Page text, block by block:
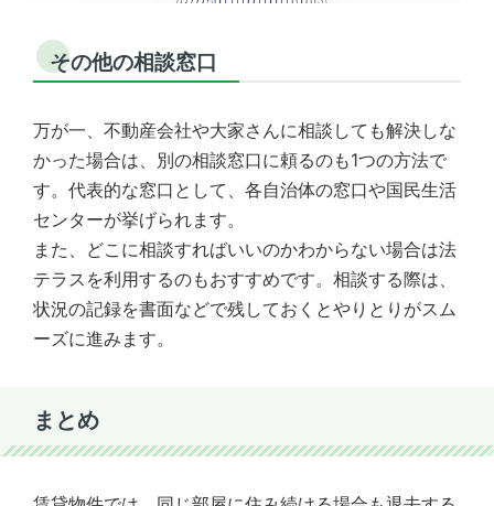
その他の相談窓口
万が一、不動産会社や大家さんに相談しても解決しな
かった場合は、別の相談窓口に頼るのも1つの方法で
す。代表的な窓口として、各自治体の窓口や国民生活
センターが挙げられます。
また、どこに相談すればいいのかわからない場合は法
テラスを利用するのもおすすめです。相談する際は、
状況の記録を書面などで残しておくとやりとりがスム
ーズに進みます。
まとめ